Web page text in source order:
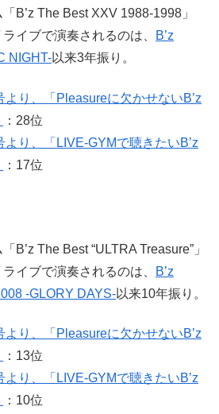
B’z The Best XXV 1988-1998」
イブで演奏されるのは、
B’z
NIGHT-以来3年振り。
より、「Pleasureに欠かせないB’z
：28位
より、「LIVE-GYMで聴きたいB’z
：17位
B’z The Best “ULTRA Treasure”」
イブで演奏されるのは、
B’z
-GLORY DAYS-以来10年振り。
より、「Pleasureに欠かせないB’z
：13位
より、「LIVE-GYMで聴きたいB’z
：10位